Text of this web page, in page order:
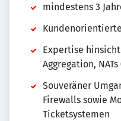
mindestens 3
Expertise
Aggregation, NATs
Souveräner
Firewalls sowie
Ticketsystemen